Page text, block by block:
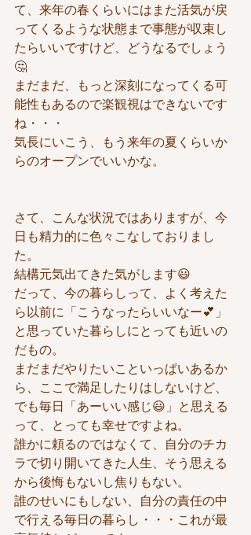
て、来年の春くらいにはまた活気が戻
ってくるような状態まで事態が収束し
たらいいですけど、どうなるでしょう
🤔
まだまだ、もっと深刻になってくる可
能性もあるので楽観視はできないです
ね・・・
気長にいこう、もう来年の夏くらいか
らのオープンでいいかな。
さて、こんな状況ではありますが、今
日も精力的に色々こなしておりまし
た。
結構元気出てきた気がします😃
だって、今の暮らしって、よく考えた
ら以前に「こうなったらいいなー💕」
と思っていた暮らしにとっても近いの
だもの。
まだまだやりたいこといっぱいあるか
ら、ここで満足したりはしないけど、
でも毎日「あーいい感じ😃」と思える
って、とっても幸せですよね。
誰かに頼るのではなくて、自分のチカ
ラで切り開いてきた人生、そう思える
から後悔もないし焦りもない。
誰のせいにもしない、自分の責任の中
で行える毎日の暮らし・・・これが最